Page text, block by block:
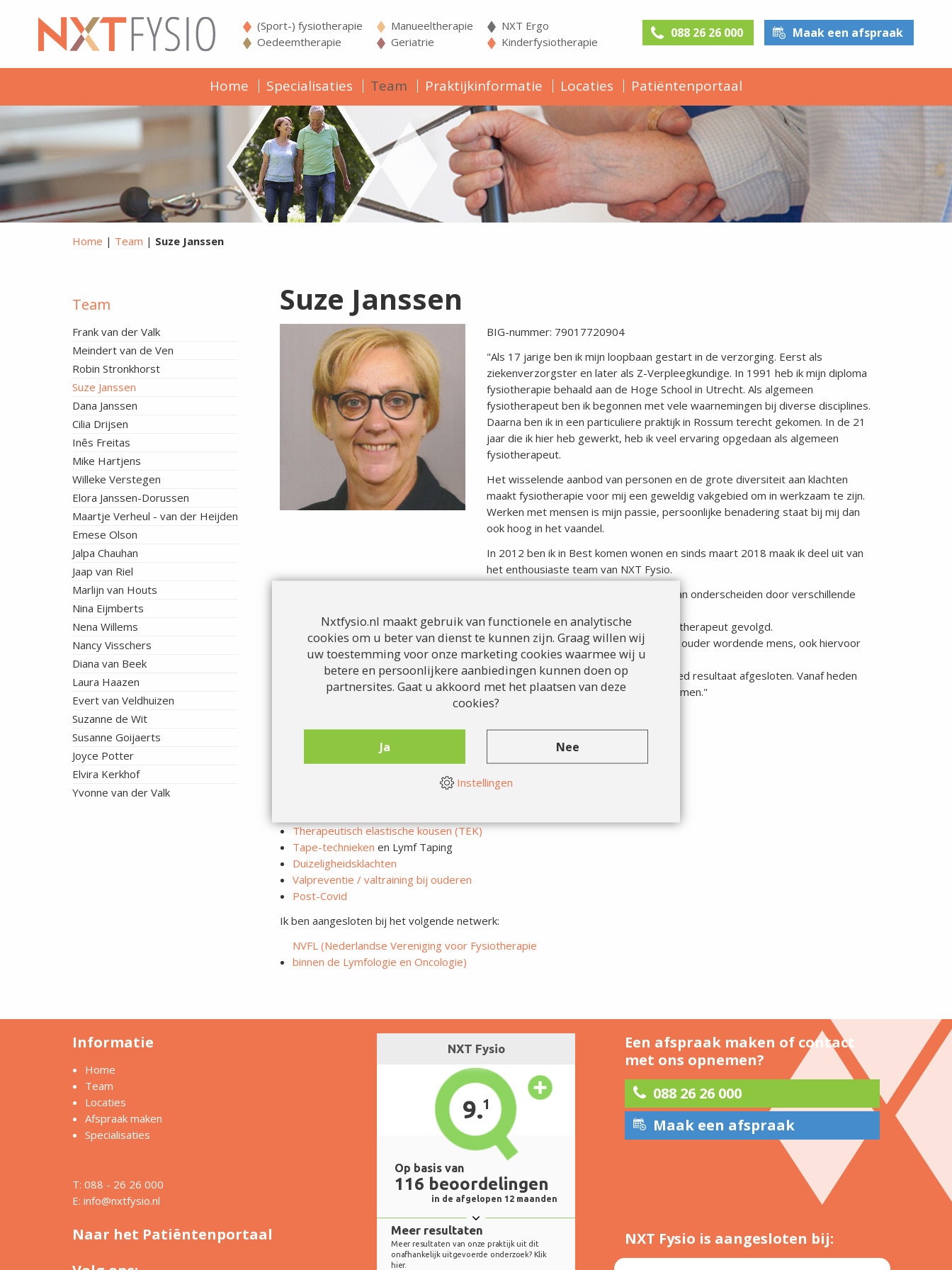
Nxtfysio.nl maakt gebruik van functionele en analytische
cookies om u beter van dienst te kunnen zijn. Graag willen wij
uw toestemming voor onze marketing cookies waarmee wij u
betere en persoonlijkere aanbiedingen kunnen doen op
partnersites. Gaat u akkoord met het plaatsen van deze
cookies?
Ja Nee
Instellingen
(Sport-) fysiotherapie
Oedeemtherapie
Manueeltherapie
Geriatrie
NXT Ergo
Kinderfysiotherapie
088 26 26 000 Maak een afspraak
Home Specialisaties Team Praktijkinformatie Locaties Patiëntenportaal
Home | Team | Suze Janssen
Suze Janssen
BIG-nummer: 79017720904
"Als 17 jarige ben ik mijn loopbaan gestart in de verzorging. Eerst als
ziekenverzorgster en later als Z-Verpleegkundige. In 1991 heb ik mijn diploma
fysiotherapie behaald aan de Hoge School in Utrecht. Als algemeen
fysiotherapeut ben ik begonnen met vele waarnemingen bij diverse disciplines.
Daarna ben ik in een particuliere praktijk in Rossum terecht gekomen. In de 21
jaar die ik hier heb gewerkt, heb ik veel ervaring opgedaan als algemeen
fysiotherapeut.
Het wisselende aanbod van personen en de grote diversiteit aan klachten
maakt fysiotherapie voor mij een geweldig vakgebied om in werkzaam te zijn.
Werken met mensen is mijn passie, persoonlijke benadering staat bij mij dan
ook hoog in het vaandel.
In 2012 ben ik in Best komen wonen en sinds maart 2018 maak ik deel uit van
het enthousiaste team van NXT Fysio.
In de loop der jaren ben ik me meer gaan onderscheiden door verschillende
In 2013 heb ik de opleiding tot oedeemtherapeut gevolgd.
Daarnaast heb ik me toegespitst op de ouder wordende mens, ook hiervoor
heb ik vele cursussen gevolgd.
In 2021 heb ik de cursus AOHT met goed resultaat afgesloten. Vanaf heden
mag ik me dan ook handtherapeute noemen."
Algemeen fysiotherapie
Handtherapie
Cyriax orthopedische geneeskunde
Therapeutisch elastische kousen(TEK)
Tape-technieken en Lymf Taping
Duizeligheidsklachten
Valpreventie / valtraining bij ouderen
Post-Covid
Ik ben aangesloten bij het volgende netwerk:
NVFL (Nederlandse Vereniging voor Fysiotherapie
binnen de Lymfologie en Oncologie)
Team
Frank van der Valk
Meindert van de Ven
Robin Stronkhorst
Suze Janssen
Dana Janssen
Cilia Drijsen
Inês Freitas
Mike Hartjens
Willeke Verstegen
Elora Janssen-Dorussen
Maartje Verheul - van der Heijden
Emese Olson
Jalpa Chauhan
Jaap van Riel
Marlijn van Houts
Nina Eijmberts
Nena Willems
Nancy Visschers
Diana van Beek
Laura Haazen
Evert van Veldhuizen
Suzanne de Wit
Susanne Goijaerts
Joyce Potter
Elvira Kerkhof
Yvonne van der Valk
Informatie
Home
Team
Locaties
Afspraak maken
Specialisaties
T: 088 - 26 26 000
E: info@nxtfysio.nl
Naar het Patiëntenportaal
Een afspraak maken of contact
met ons opnemen?
088 26 26 000
Maak een afspraak
NXT Fysio is aangesloten bij: